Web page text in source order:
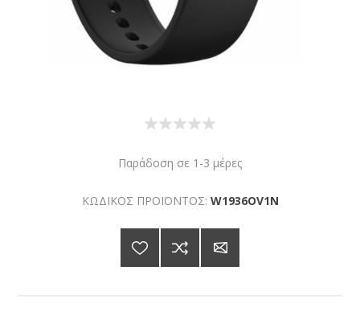
Παράδοση σε 1-3 μέρες
ΚΩΔΙΚΟΣ ΠΡΟΪΟΝΤΟΣ: W1936OV1N